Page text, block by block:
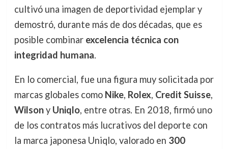
cultivó una imagen de deportividad ejemplar y
demostró, durante más de dos décadas, que es
posible combinar excelencia técnica con
integridad humana.
En lo comercial, fue una figura muy solicitada por
marcas globales como Nike, Rolex, Credit Suisse,
Wilsony Uniqlo, entre otras. En 2018, firmó uno
de los contratos más lucrativos del deporte con
la marca japonesa Uniqlo, valorado en 300